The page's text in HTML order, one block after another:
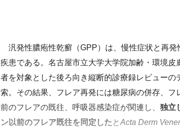
汎発性膿疱性乾癬（GPP）は、慢性症状と再
疾患である。名古屋市立大学大学院加齢・環境
者を対象とした後ろ向き縦断的診療録レビュー
索。その結果、フレア再発には糖尿病の併存、
前のフレアの既往、呼吸器感染症が関連し、 独立
ン以前のフレア既往を同定した と Acta Derm